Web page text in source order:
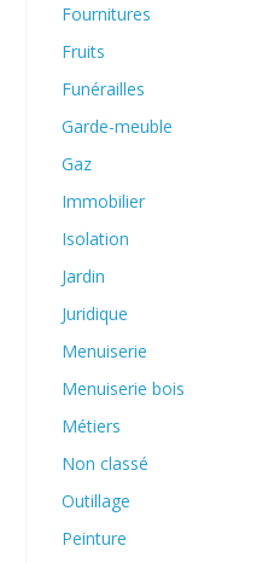
Fournitures
Fruits
Funérailles
Garde-meuble
Gaz
Immobilier
Isolation
Jardin
Juridique
Menuiserie
Menuiserie bois
Métiers
Non classé
Outillage
Peinture